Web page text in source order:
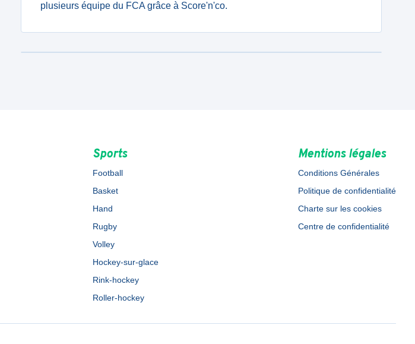
plusieurs équipe du FCA grâce à Score'n'co.
Sports
Football
Basket
Hand
Rugby
Volley
Hockey-sur-glace
Rink-hockey
Roller-hockey
Mentions légales
Conditions Générales
Politique de confidentialité
Charte sur les cookies
Centre de confidentialité